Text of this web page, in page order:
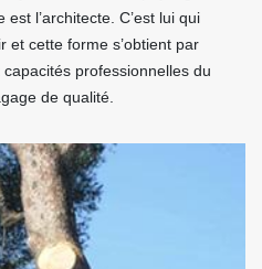
l’architecte. C’est lui qui
et cette forme s’obtient par
professionnelles du
de qualité.